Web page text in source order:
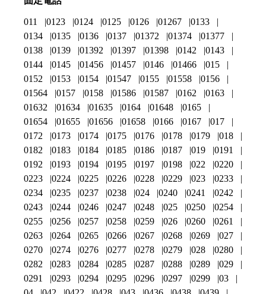
011 0123 0124 0125 0126 01267
0133
0134
0135 0136 0137 01372 01374
01377
0138
0139 01392 01397 01398 0142
0143
0144
0145 01456 01457 0146 01466
015
0152
0153 0154 01547 0155 01558
0156
01564
0157 0158 01586 01587 0162
0163
01632
01634 01635 0164 01648
0165
01654
01655 01656 01658 0166 0167
017
0172
0173 0174 0175 0176 0178 0179
018
0182
0183 0184 0185 0186 0187 019
0191
0192
0193 0194 0195 0197 0198 022
0220
0223
0224 0225 0226 0228 0229 023
0233
0234
0235 0237 0238 024 0240 0241
0242
0243
0244 0246 0247 0248 025 0250
0254
0255
0256 0257 0258 0259 026 0260
0261
0263
0264 0265 0266 0267 0268 0269
027
0270
0274 0276 0277 0278 0279 028
0280
0282
0283 0284 0285 0287 0288 0289
029
0291
0293 0294 0295 0296 0297 0299
03